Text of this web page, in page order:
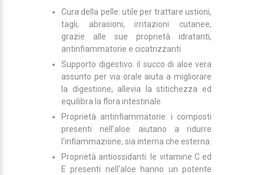
Cura della pelle: utile per trattare ustioni,
tagli, abrasioni, irritazioni cutanee,
grazie alle sue proprietà idratanti,
antinfiammatorie e cicatrizzanti
Supporto digestivo: il succo di aloe vera
assunto per via orale aiuta a migliorare
la digestione, allevia la stitichezza ed
equilibra la flora intestinale
Proprietà antinfiammatorie: i composti
presenti nell'aloe aiutano a ridurre
l'infiammazione, sia interna che esterna.
Proprietà antiossidanti: le vitamine C ed
E presenti nell'aloe hanno un potente